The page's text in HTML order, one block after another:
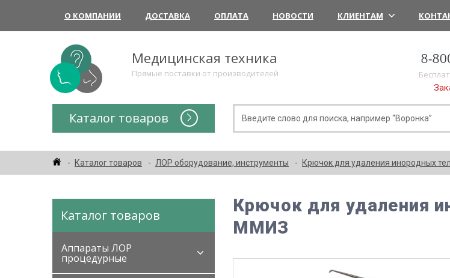
О КОМПАНИИ ДОСТАВКА ОПЛАТА НОВОСТИ КЛИЕНТАМ
Медицинская техника
Прямые поставки от производителей
Каталог товаров
Каталог товаров ЛОР оборудование, инструменты Крючок для удаления инородных
Каталог товаров
Аппараты ЛОР
процедурные
Крючок для удаления
ММИЗ